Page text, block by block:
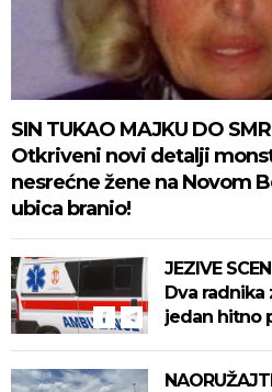
SIN TUKAO MAJKU DO
Otkriveni novi detalji
nesrećne žene na Novom
ubica branio!
JEZIVE
Dva
jedan hitno